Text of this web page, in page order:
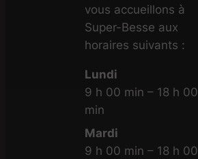
vous accueillons à
Super-Besse aux
horaires suivants :
Lundi
9 h 00 min – 18 h 00
min
Mardi
9 h 00 min – 18 h 00